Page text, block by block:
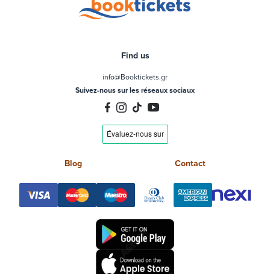
Find us
info@Booktickets.gr
Suivez-nous sur les réseaux sociaux
Blog Contact